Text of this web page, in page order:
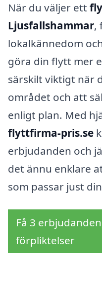
När du väljer ett
Ljusfallshammar,
lokalkännedom
göra din flytt mer
särskilt viktigt när
området och att
enligt plan. Med
flyttfirma-pris.se
erbjudanden och
det ännu enklare
som passar just
Få 3
förpliktelser